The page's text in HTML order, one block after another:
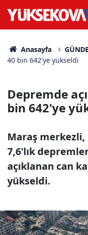
Anasayfa
40 bin 642'ye yükseldi
Depremde
bin 642'ye
Maraş merkezli,
7,6'lık
açıklanan can
yükseldi.